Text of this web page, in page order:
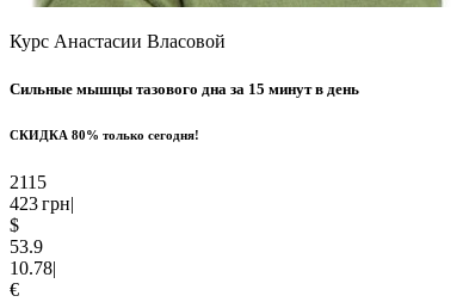
Курс Анастасии Власовой
Сильные мышцы тазового дна за 15 минут в день
СКИДКА 80% только сегодня!
2115
423грн
$
53.9
10.78
€